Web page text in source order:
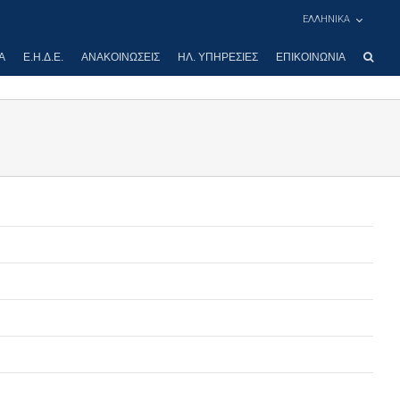
ΕΛΛΗΝΙΚΑ
Ε.Η.Δ.Ε. ΑΝΑΚΟΙΝΏΣΕΙΣ ΗΛ. ΥΠΗΡΕΣΊΕΣ ΕΠΙΚΟΙΝΩΝΊΑ